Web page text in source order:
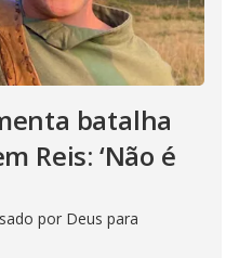
batalha
Reis: ‘Não é
por Deus para